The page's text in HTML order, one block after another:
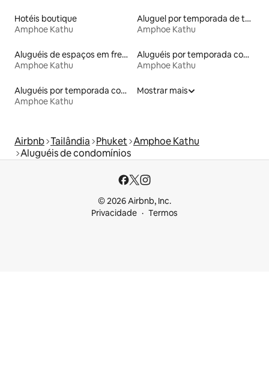
Hotéis boutique
Amphoe Kathu
Aluguel por temporada de townhouses
Amphoe Kathu
Aluguéis de espaços em frente à praia
Amphoe Kathu
Aluguéis por temporada com acesso à praia
Amphoe Kathu
Aluguéis por temporada com banheira de hidromassagem
Amphoe Kathu
Mostrar mais
Airbnb Tailândia Phuket Amphoe Kathu
Aluguéis de condomínios
© 2026 Airbnb, Inc.
Privacidade
Termos